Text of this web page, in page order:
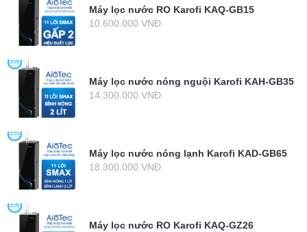
Máy lọc nước RO Karofi KAQ-GB15
10.600.000 VNĐ
Máy lọc nước nóng nguội Karofi KAH-GB35
14.300.000 VNĐ
Máy lọc nước nóng lạnh Karofi KAD-GB65
18.300.000 VNĐ
Máy lọc nước RO Karofi KAQ-GZ26